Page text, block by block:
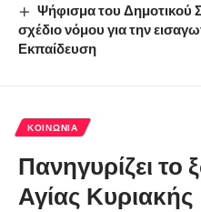
Ψήφισμα του Δημοτικού
σχέδιο νόμου για την
Εκπαίδευση
ΚΟΙΝΩΝΊΑ
Πανηγυρίζει το
Αγίας Κυριακής